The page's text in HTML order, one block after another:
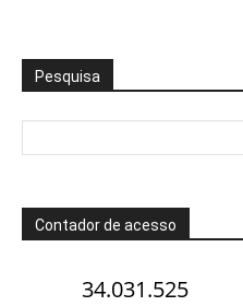
Pesquisa
Contador de acesso
34.031.525